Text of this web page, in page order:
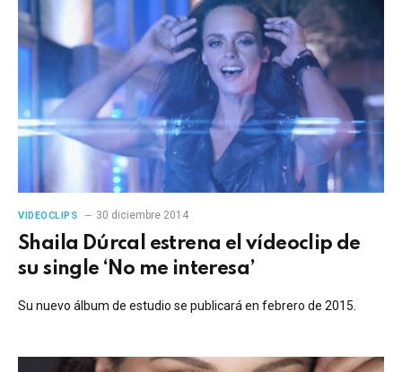
VIDEOCLIPS 30 diciembre 2014
Shaila Dúrcal estrena el vídeoclip de
su single ‘No me interesa’
Su nuevo álbum de estudio se publicará en febrero de 2015.